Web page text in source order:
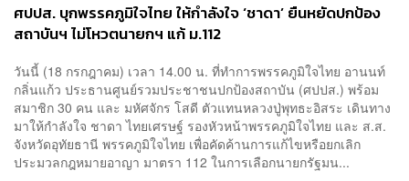
ศปปส. บุกพรรคภูมิใจไทย ให้กำลังใจ ‘ชาดา’ ยืนหยัดปกป้อง
สถาบันฯ ไม่โหวตนายกฯ แก้ ม.112
วันนี้ (18 กรกฎาคม) เวลา 14.00 น. ที่ทำการพรรคภูมิใจไทย อานนท์
กลิ่นแก้ว ประธานศูนย์รวมประชาชนปกป้องสถาบัน (ศปปส.) พร้อม
สมาชิก 30 คน และ มหัศจักร โสดี ตัวแทนหลวงปู่พุทธะอิสระ เดินทาง
มาให้กำลังใจ ชาดา ไทยเศรษฐ์ รองหัวหน้าพรรคภูมิใจไทย และ ส.ส.
จังหวัดอุทัยธานี พรรคภูมิใจไทย เพื่อคัดค้านการแก้ไขหรือยกเลิก
ประมวลกฎหมายอาญา มาตรา 112 ในการเลือกนายกรัฐมน...